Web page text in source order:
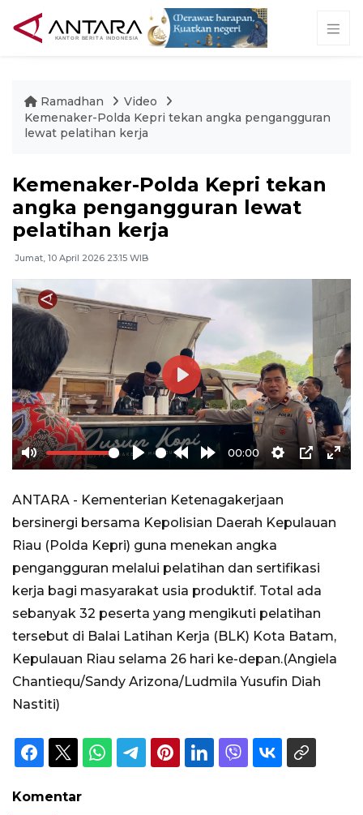
Ramadhan
Video
Kemenaker-Polda Kepri tekan angka pengangguran
lewat pelatihan kerja
Kemenaker-Polda Kepri tekan
angka pengangguran lewat
pelatihan kerja
Jumat, 10 April 2026 23:15 WIB
Mute Play
Rewind
10s
Forward
00:00
Settings
PIP
Play
ANTARA - Kementerian Ketenagakerjaan
bersinergi bersama Kepolisian Daerah Kepulauan
Riau (Polda Kepri) guna menekan angka
pengangguran melalui pelatihan dan sertifikasi
kerja bagi masyarakat usia produktif. Total ada
sebanyak 32 peserta yang mengikuti pelatihan
tersebut di Balai Latihan Kerja (BLK) Kota Batam,
Kepulauan Riau selama 26 hari ke-depan.(Angiela
Chantiequ/Sandy Arizona/Ludmila Yusufin Diah
Nastiti)
Komentar